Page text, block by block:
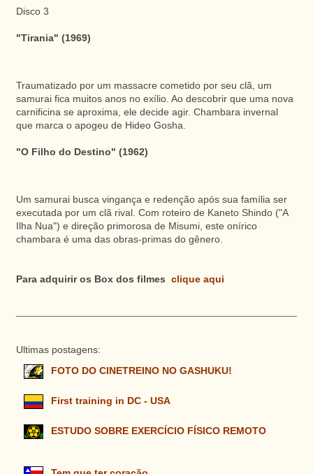
Disco 3
"Tirania" (1969)
Traumatizado por um massacre cometido por seu clã, um
samurai fica muitos anos no exílio. Ao descobrir que uma nova
carnificina se aproxima, ele decide agir. Chambara invernal
que marca o apogeu de Hideo Gosha.
"O Filho do Destino" (1962)
Um samurai busca vingança e redenção após sua família ser
executada por um clã rival. Com roteiro de Kaneto Shindo ("A
Ilha Nua") e direção primorosa de Misumi, este onírico
chambara é uma das obras-primas do gênero.
Para adquirir os Box dos filmes clique aqui
Ultimas postagens:
FOTO DO CINETREINO NO GASHUKU!
First training in DC - USA
ESTUDO SOBRE EXERCÍCIO FÍSICO REMOTO